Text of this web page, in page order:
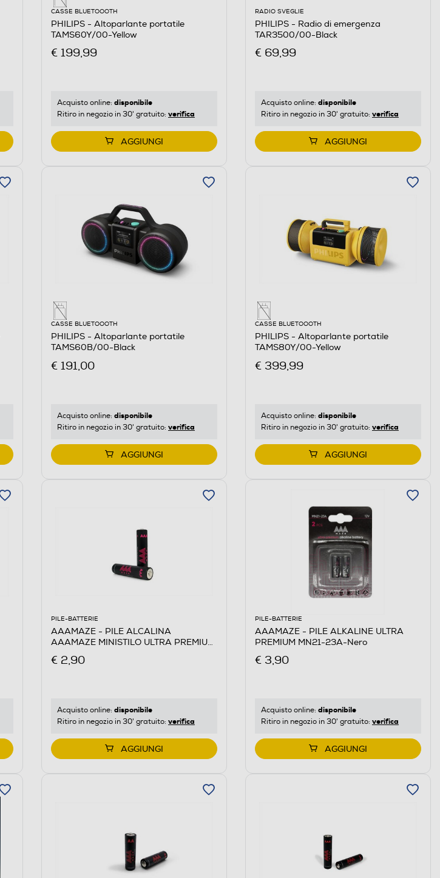
CASSE BLUETOOOTH
PHILIPS - Altoparlante portatile
TAMS60Y/00-Yellow
€ 199,99
Acquisto online: disponibile
Ritiro in negozio in 30' gratuito: verifica
AGGIUNGI
RADIO SVEGLIE
PHILIPS - Radio di emergenza
TAR3500/00-Black
€ 69,99
Acquisto online: disponibile
Ritiro in negozio in 30' gratuito: verifica
AGGIUNGI
CASSE BLUETOOOTH
PHILIPS - Altoparlante portatile
TAMS60B/00-Black
€ 191,00
Acquisto online: disponibile
Ritiro in negozio in 30' gratuito: verifica
AGGIUNGI
CASSE BLUETOOOTH
PHILIPS - Altoparlante portatile
TAMS80Y/00-Yellow
€ 399,99
Acquisto online: disponibile
Ritiro in negozio in 30' gratuito: verifica
AGGIUNGI
PILE-BATTERIE
AAAMAZE - PILE ALCALINA
AAAMAZE MINISTILO ULTRA PREMIUM
€ 2,90
Acquisto online: disponibile
Ritiro in negozio in 30' gratuito: verifica
AGGIUNGI
PILE-BATTERIE
AAAMAZE - PILE ALKALINE ULTRA
PREMIUM MN21-23A-Nero
€ 3,90
Acquisto online: disponibile
Ritiro in negozio in 30' gratuito: verifica
AGGIUNGI